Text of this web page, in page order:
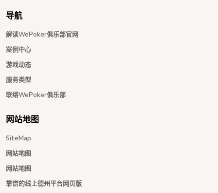
导航
解读WePoker俱乐部官网
案例中心
游戏动态
服务类型
联络WePoker俱乐部
网站地图
SiteMap
网站地图
网站地图
靠谱的线上德州平台网页版